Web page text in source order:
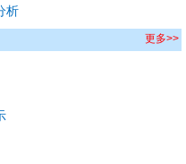
析
更多>>